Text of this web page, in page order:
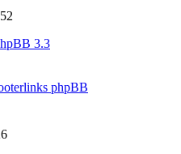
3.3
phpBB